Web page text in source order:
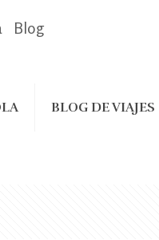
Blog
BLOG DE VIAJES